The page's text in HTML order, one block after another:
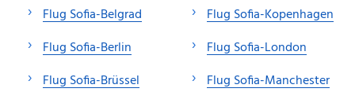
Flug Sofia-Belgrad
Flug Sofia-Berlin
Flug Sofia-Brüssel
Flug Sofia-Kopenhagen
Flug Sofia-London
Flug Sofia-Manchester